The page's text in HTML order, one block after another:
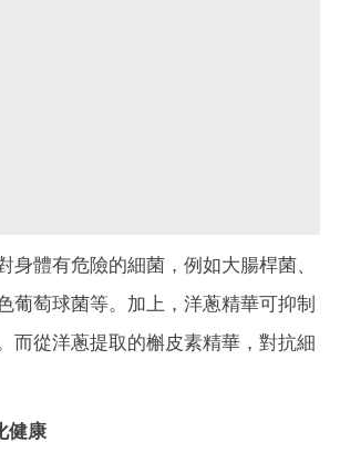
身體有危險的細菌，例如大腸桿菌、
葡萄球菌等。加上，洋蔥精華可抑制
而從洋蔥提取的槲皮素精華，對抗細
健康